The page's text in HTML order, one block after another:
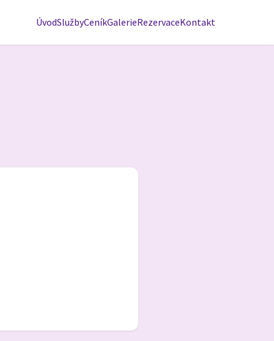
ÚvodSlužbyCeníkGalerieRezervaceKontakt